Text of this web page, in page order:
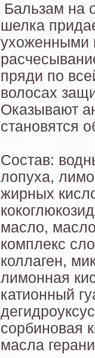
Бальзам на
шелка
ухоженными
пряди по
волосах
Оказывают
становятся
Состав:
лопуха,
жирных
масло,
комплекс
коллаген,
лимонная
катионный
сорбиновая
масла